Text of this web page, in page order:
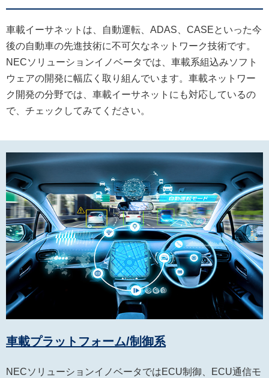
車載イーサネットは、自動運転、ADAS、CASEといった今
後の自動車の先進技術に不可欠なネットワーク技術です。
NECソリューションイノベータでは、車載系組込みソフト
ウェアの開発に幅広く取り組んでいます。車載ネットワー
ク開発の分野では、車載イーサネットにも対応しているの
で、チェックしてみてください。
車載プラットフォーム/制御系
NECソリューションイノベータではECU制御、ECU通信モ